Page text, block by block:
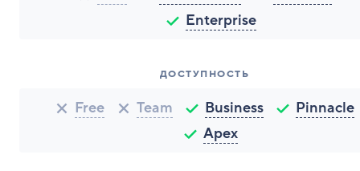
Enterprise
ДОСТУПНОСТЬ
Free Team Business
Pinnacle
Apex